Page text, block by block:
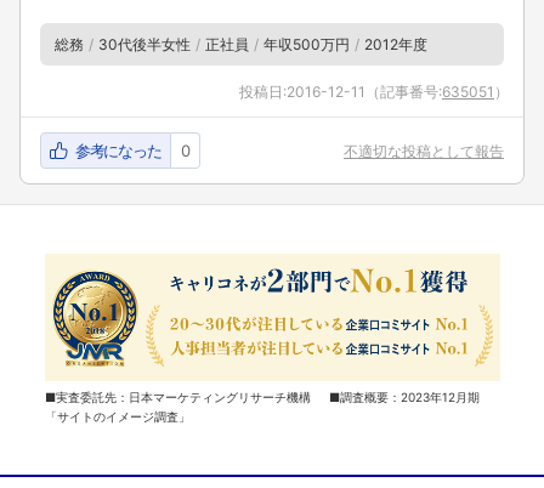
総務 30代後半女性 正社員 年収500万円 2012年度
投稿日:2016-12-11 （記事番号:635051 ）
参考になった 0 不適切な投稿として報告
■実査委託先：日本マーケティングリサーチ機構 ■調査概要：2023年12月期
「サイトのイメージ調査」